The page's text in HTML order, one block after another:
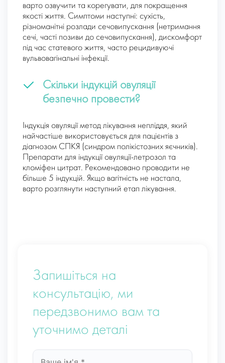
варто озвучити та корегувати, для покращення
якості життя. Симптоми наступні: сухість,
різноманітні розлади сечовипускання (нетримання
сечі, часті позиви до сечовипускання), дискомфорт
під час статевого життя, часто рецидивуючі
вульвовагінальні інфекції.
Cкільки індукцій овуляції
безпечно провести?
Індукція овуляції метод лікування непліддя, який
найчастіше використовується для пацієнтів з
діагнозом СПКЯ (синдром полікістозних яєчників).
Препарати для індукції овуляції-летрозол та
кломіфен цитрат. Рекомендовано проводити не
більше 5 індукцій. Якщо вагітність не настала,
варто розглянути наступний етап лікування.
Запишіться на
консультацію, ми
передзвонимо вам та
уточнимо деталі